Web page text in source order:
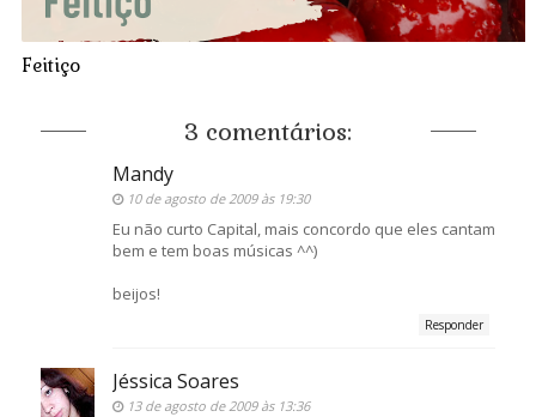
Feitiço
3 comentários:
Mandy
10 de agosto de 2009 às 19:30
Eu não curto Capital, mais concordo que eles cantam
bem e tem boas músicas ^^)
beijos!
Responder
Jéssica Soares
13 de agosto de 2009 às 13:36